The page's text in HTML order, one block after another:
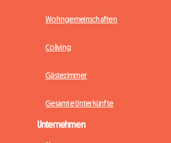
Wohngemeinschaften
Coliving
Gästezimmer
Gesamte Unterkünfte
Unternehmen